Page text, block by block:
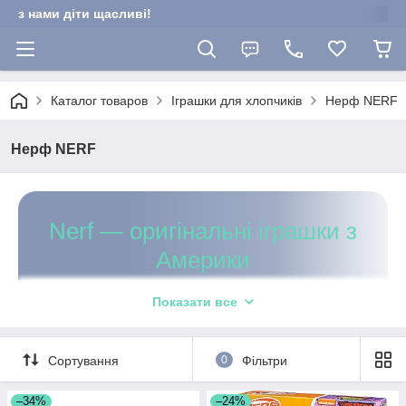
з нами діти щасливі!
Каталог товаров Іграшки для хлопчиків Нерф NERF
Нерф NERF
Nerf — оригінальні іграшки з
Америки
Дитяча іграшкова зброя для
Регулярні поставки тільки сертифікованої продукції.
Максимально доступні ціни, вигідні знижки для постійних
Показати все
Сортування 0 Фільтри
–34% –24%